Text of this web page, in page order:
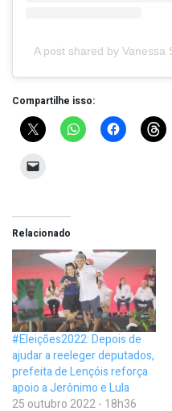
A post shared by Vanessa
Compartilhe isso:
Relacionado
#Eleições2022: Depois de
ajudar a reeleger deputados,
prefeita de Lençóis reforça
apoio a Jerônimo e Lula
25 outubro 2022 - 18h36